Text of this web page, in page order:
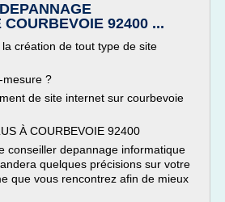
COURBEVOIE 92400 ...
création de tout type de site
mesure ?
de site internet sur courbevoie
À COURBEVOIE 92400
conseiller depannage informatique
quelques précisions sur votre
que vous rencontrez afin de mieux